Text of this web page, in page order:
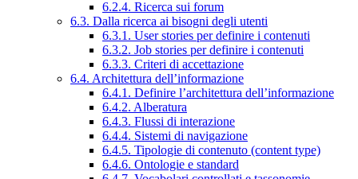
6.2.4. Ricerca sui forum
6.3. Dalla ricerca ai bisogni degli utenti
6.3.1. User stories per definire i contenuti
6.3.2. Job stories per definire i contenuti
6.3.3. Criteri di accettazione
6.4. Architettura dell’informazione
6.4.1. Definire l’architettura dell’informazione
6.4.2. Alberatura
6.4.3. Flussi di interazione
6.4.4. Sistemi di navigazione
6.4.5. Tipologie di contenuto (content type)
6.4.6. Ontologie e standard